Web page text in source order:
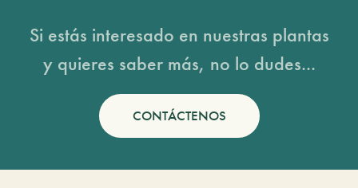
Si estás interesado en nuestras plantas
y quieres saber más, no lo dudes...
CONTÁCTENOS